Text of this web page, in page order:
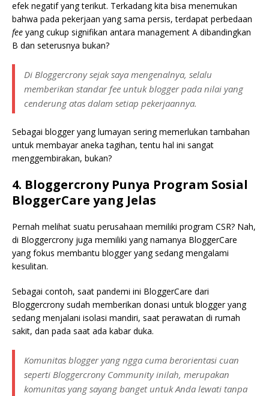
efek negatif yang terikut. Terkadang kita bisa menemukan
bahwa pada pekerjaan yang sama persis, terdapat perbedaan
fee yang cukup signifikan antara management A dibandingkan
B dan seterusnya bukan?
Di Bloggercrony sejak saya mengenalnya, selalu
memberikan standar fee untuk blogger pada nilai yang
cenderung atas dalam setiap pekerjaannya.
Sebagai blogger yang lumayan sering memerlukan tambahan
untuk membayar aneka tagihan, tentu hal ini sangat
menggembirakan, bukan?
4. Bloggercrony Punya Program Sosial
BloggerCare yang Jelas
Pernah melihat suatu perusahaan memiliki program CSR? Nah,
di Bloggercrony juga memiliki yang namanya BloggerCare
yang fokus membantu blogger yang sedang mengalami
kesulitan.
Sebagai contoh, saat pandemi ini BloggerCare dari
Bloggercrony sudah memberikan donasi untuk blogger yang
sedang menjalani isolasi mandiri, saat perawatan di rumah
sakit, dan pada saat ada kabar duka.
Komunitas blogger yang ngga cuma berorientasi cuan
seperti Bloggercrony Community inilah, merupakan
komunitas yang sayang banget untuk Anda lewati tanpa